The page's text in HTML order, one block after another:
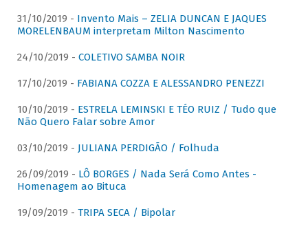
31/10/2019 - Invento Mais – ZELIA DUNCAN E JAQUES
MORELENBAUM interpretam Milton Nascimento
24/10/2019 - COLETIVO SAMBA NOIR
17/10/2019 - FABIANA COZZA E ALESSANDRO PENEZZI
10/10/2019 - ESTRELA LEMINSKI E TÉO RUIZ / Tudo que
Não Quero Falar sobre Amor
03/10/2019 - JULIANA PERDIGÃO / Folhuda
26/09/2019 - LÔ BORGES / Nada Será Como Antes -
Homenagem ao Bituca
19/09/2019 - TRIPA SECA / Bipolar